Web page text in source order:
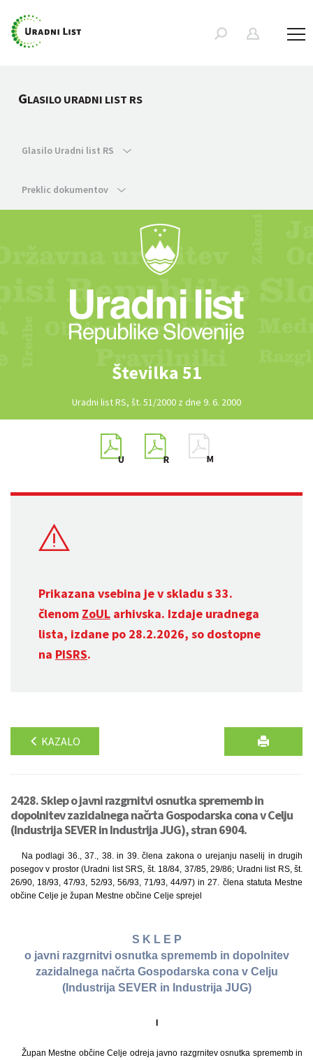
GLASILO URADNI LIST RS
Glasilo Uradni list RS
Preklic dokumentov
Številka 51
Uradni list RS, št. 51/2000 z dne 9. 6. 2000
Prikazana vsebina je v skladu s 33.
členom ZoUL arhivska. Izdaje uradnega
lista, izdane po 28.2.2026, so dostopne
na PISRS.
KAZALO
2428. Sklep o javni razgrnitvi osnutka sprememb in
dopolnitev zazidalnega načrta Gospodarska cona v Celju
(Industrija SEVER in Industrija JUG), stran 6904.
Na podlagi 36., 37., 38. in 39. člena zakona o urejanju naselij in drugih
posegov v prostor (Uradni list SRS, št. 18/84, 37/85, 29/86; Uradni list RS, št.
26/90, 18/93, 47/93, 52/93, 56/93, 71/93, 44/97) in 27. člena statuta Mestne
občine Celje je župan Mestne občine Celje sprejel
S K L E P
o javni razgrnitvi osnutka sprememb in dopolnitev
zazidalnega načrta Gospodarska cona v Celju
(Industrija SEVER in Industrija JUG)
I
Župan Mestne občine Celje odreja javno razgrnitev osnutka sprememb in